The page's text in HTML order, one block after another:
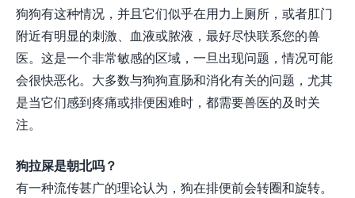
狗狗有这种情况，并且它们似乎在用力上厕所，或者肛门
附近有明显的刺激、血液或脓液，最好尽快联系您的兽
医。这是一个非常敏感的区域，一旦出现问题，情况可能
会很快恶化。大多数与狗狗直肠和消化有关的问题，尤其
是当它们感到疼痛或排便困难时，都需要兽医的及时关
注。
狗拉屎是朝北吗？
有一种流传甚广的理论认为，狗在排便前会转圈和旋转。